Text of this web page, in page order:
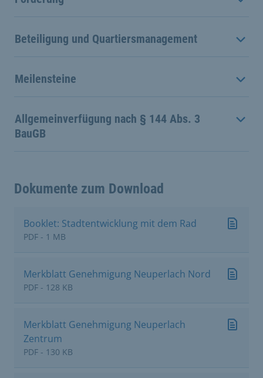
Beteiligung und Quartiersmanagement
Meilensteine
Allgemeinverfügung nach § 144 Abs. 3
BauGB
Dokumente zum Download
Booklet: Stadtentwicklung mit dem Rad
PDF - 1 MB
Merkblatt Genehmigung Neuperlach Nord
PDF - 128 KB
Merkblatt Genehmigung Neuperlach
Zentrum
PDF - 130 KB